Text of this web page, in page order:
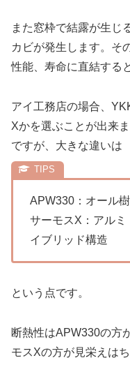
また窓枠で結露が生じ
カビが発生します。そ
性能、寿命に直結する
アイ工務店の場合、
Xかを選ぶことが出来
ですが、大きな違いは
APW330：オール
サーモスX：アル
イブリッド構造
という点です。
断熱性はAPW330の方
モスXの方が見栄えは